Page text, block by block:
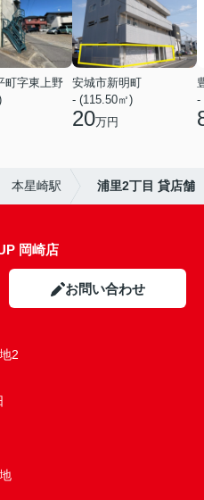
町字東上野
安城市新明町
- (115.50㎡)
20万円
-
本星崎駅 浦里2丁目 貸店舗
岡崎店
お問い合わせ
2